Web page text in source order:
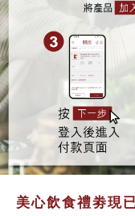
美心飲食禮劵現